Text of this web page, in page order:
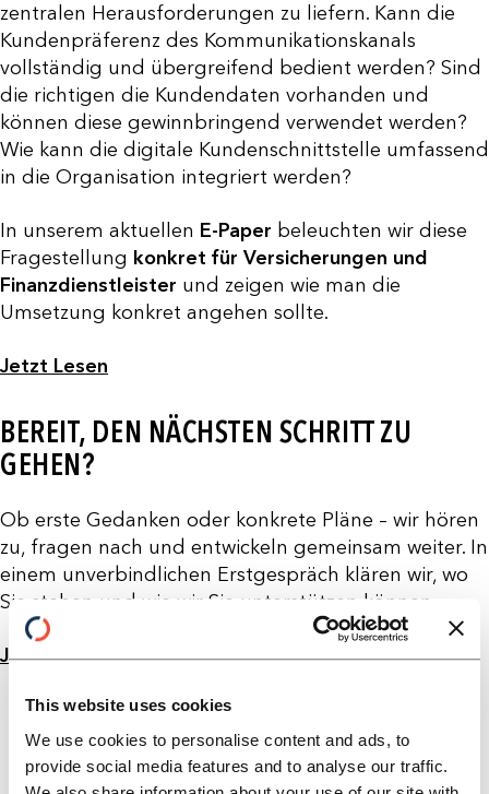
This website uses cookies
We use cookies to personalise content and ads, to
provide social media features and to analyse our traffic.
zentralen Herausforderungen zu liefern. Kann die
Kundenpräferenz des Kommunikationskanals
vollständig und übergreifend bedient werden? Sind
die richtigen die Kundendaten vorhanden und
können diese gewinnbringend verwendet werden?
Wie kann die digitale Kundenschnittstelle umfassend
in die Organisation integriert werden?
In unserem aktuellen E-Paper beleuchten wir diese
Fragestellung konkret für Versicherungen und
Finanzdienstleister und zeigen wie man die
Umsetzung konkret angehen sollte.
Jetzt Lesen
BEREIT, DEN NÄCHSTEN SCHRITT ZU
GEHEN?
Ob erste Gedanken oder konkrete Pläne – wir hören
zu, fragen nach und entwickeln gemeinsam weiter. In
einem unverbindlichen Erstgespräch klären wir, wo
Sie stehen und wie wir Sie unterstützen können.
Jetzt Gespräch vereinBAren